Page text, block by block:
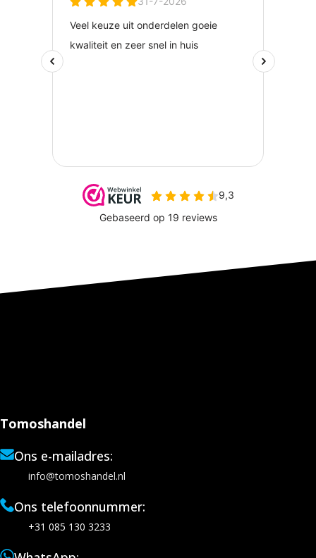
Tomoshandel
Ons e-mailadres:
info@tomoshandel.nl
Ons telefoonnummer:
+31 085 130 3233